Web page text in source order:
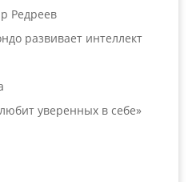
Редреев
развивает интеллект
уверенных в себе»